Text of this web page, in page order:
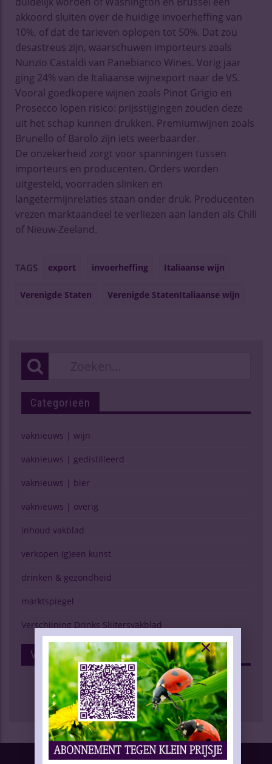
akkoord sluiten over de huidige invoerheffing van
10%, of dat de tarieven oplopen tot 50%. Dat zou
desastreus zijn, waarschuwen importeurs zoals
Nunzio Castaldi van Panebianco Wines. Vorig jaar
ging 24% van de Italiaanse wijnexport naar de VS.
Vooral goedkopere wijnen zoals Pinot Grigio en
Prosecco lopen risico: prijsstijgingen zouden deze
uit het schap kunnen drukken. Premiumwijnen zoals
Brunello of Barolo zijn iets weerbaarder.
De onzekerheid zorgt voor spanningen tussen
importeurs en producenten. Orders worden
uitgesteld, voorraden slinken en
langetermijnrelaties staan onder druk. Producenten
vrezen marktaandeel te verliezen aan landen als Chili
of Nieuw-Zeeland.
TAGS export invoerheffing Italiaanse wijn
Verenigde Staten Verenigde StatenItaliaanse wijn
Categorieën
vaknieuws | wijn
vaknieuws | gedistilleerd
vaknieuws | bier
vaknieuws | overig
inhoud vakblad
verkopen (g)een kunst
drinken & gezondheid
marktspiegel
Verschijning Drinks Slijtersvakblad
Volg Ons Op Facebook
Proefnummer
Oplage & Verspreiding